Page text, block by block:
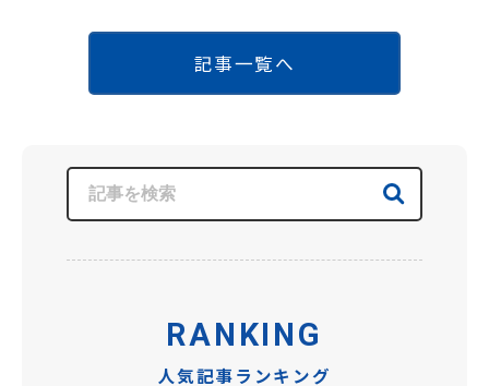
記事一覧へ
RANKING
人気記事ランキング